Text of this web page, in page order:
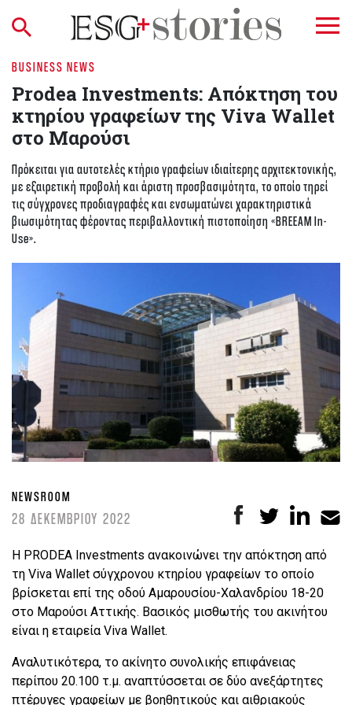
BUSINESS NEWS
Prodea Investments: Απόκτηση του
κτηρίου γραφείων της Viva Wallet
στο Μαρούσι
Πρόκειται για αυτοτελές κτήριο γραφείων ιδιαίτερης αρχιτεκτονικής,
με εξαιρετική προβολή και άριστη προσβασιμότητα, το οποίο τηρεί
τις σύγχρονες προδιαγραφές και ενσωματώνει χαρακτηριστικά
βιωσιμότητας φέροντας περιβαλλοντική πιστοποίηση «BREEAM In-
Use».
NEWSROOM
28 ΔΕΚΕΜΒΡΙΟΥ 2022
H PRODEA Investments ανακοινώνει την απόκτηση από
τη Viva Wallet σύγχρονου κτηρίου γραφείων το οποίο
βρίσκεται επί της οδού Αμαρουσίου-Χαλανδρίου 18-20
στο Μαρούσι Αττικής. Βασικός μισθωτής του ακινήτου
είναι η εταιρεία Viva Wallet.
Αναλυτικότερα, το ακίνητο συνολικής επιφάνειας
περίπου 20.100 τ.μ. αναπτύσσεται σε δύο ανεξάρτητες
πτέρυγες γραφείων με βοηθητικούς και αιθριακούς